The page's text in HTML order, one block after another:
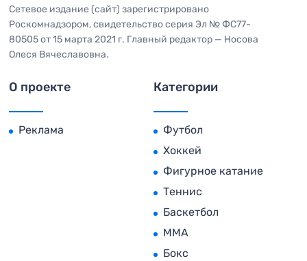
Сетевое издание (сайт) зарегистрировано
Роскомнадзором, свидетельство серия Эл № ФС77-
80505 от 15 марта 2021 г. Главный редактор — Носова
Олеся Вячеславовна.
О проекте
Реклама
Категории
Футбол
Хоккей
Фигурное катание
Теннис
Баскетбол
MMA
Бокс